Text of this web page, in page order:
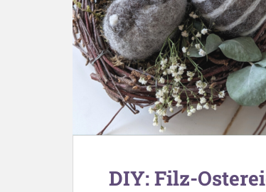
DIY: Filz-